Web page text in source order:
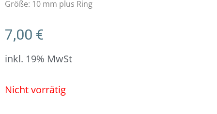
Größe: 10 mm plus Ring
7,00 €
inkl. 19% MwSt
Nicht vorrätig